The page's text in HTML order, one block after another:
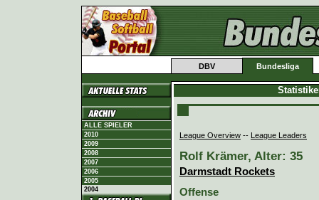
DBV Bundesliga
ALLE SPIELER
2010
2009
2008
2007
2006
2005
2004
League Overview -- League Leaders
Rolf Krämer, Alter: 35
Darmstadt Rockets
Offense